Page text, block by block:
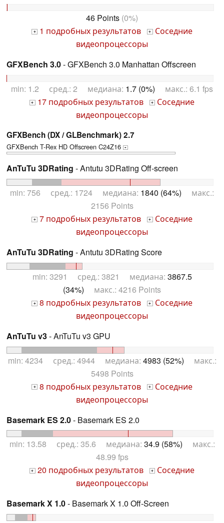
46 Points (0%)
+ 1 подробных результатов + Соседние
видеопроцессоры
GFXBench 3.0- GFXBench 3.0 Manhattan Offscreen
min: 1.2 сред.: 2 медиана: 1.7 (0%) макс.: 6.1 fps
+ 17 подробных результатов +
Соседние
видеопроцессоры
GFXBench (DX / GLBenchmark) 2.7
GFXBench T-Rex HD Offscreen C24Z16 +
AnTuTu 3DRating - Antutu 3DRating Off-screen
min: 756 сред.: 1724 медиана: 1840 (64%) макс.:
2156 Points
+ 7 подробных результатов + Соседние
видеопроцессоры
AnTuTu 3DRating - Antutu 3DRating Score
min: 3291 сред.: 3821 медиана: 3867.5
(34%) макс.: 4216 Points
+ 8 подробных результатов + Соседние
видеопроцессоры
AnTuTu v3- AnTuTu v3 GPU
min: 4234 сред.: 4944 медиана: 4983 (52%) макс.:
5498 Points
+ 8 подробных результатов + Соседние
видеопроцессоры
Basemark ES 2.0- Basemark ES 2.0
min: 13.58 сред.: 35.6 медиана: 34.9 (58%) макс.:
48.99 fps
+ 20 подробных результатов +
Соседние
видеопроцессоры
Basemark X 1.0- Basemark X 1.0 Off-Screen